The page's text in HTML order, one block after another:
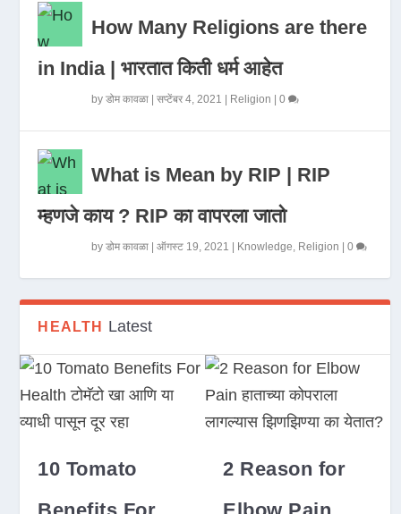
How Many Religions are there
in India | भारतात किती धर्म आहेत
byडोम कावळा |सप्टेंबर 4, 2021 Religion |0
What is Mean by RIP | RIP
म्हणजे काय ? RIP का वापरला जातो
byडोम कावळा |ऑगस्ट 19, 2021 Knowledge, Religion |0
HEALTH Latest
10 Tomato
2 Reason for